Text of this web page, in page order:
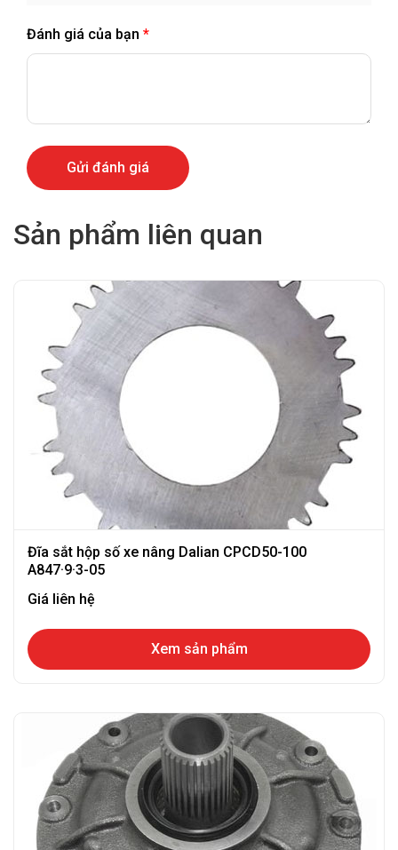
Đánh giá của bạn *
Sản phẩm liên quan
Đĩa sắt hộp số xe nâng Dalian CPCD50-100
A847·9·3-05
Giá liên hệ
Xem sản phẩm